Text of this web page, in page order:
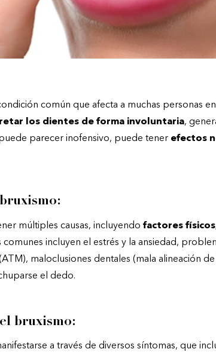
común que afecta a muchas personas
los dientes de forma involuntaria,
parecer inofensivo, puede tener efectos
múltiples causas, incluyendo factores
comunes incluyen el estrés y la ansiedad,
ATM), maloclusiones dentales (mala alineación
el dedo.
bruxismo:
a través de diversos síntomas, que